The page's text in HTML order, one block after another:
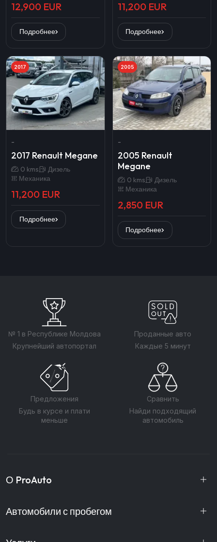
12,900 EUR
Подробнее
11,200 EUR
Подробнее
2017
-
2017 Renault Megane
0 kms
Дизель
Механика
11,200 EUR
Подробнее
2005
-
2005 Renault
Megane
0 kms
Дизель
Механика
2,850 EUR
Подробнее
№ 1 в Республике Молдова
Крупнейший автопортал
Проданные авто
Каждые 5 минут
Предложения
Будь в курсе и плати
меньше
Сравнить
Найди подходящий
автомобиль
О ProAuto
Автомобили с пробегом